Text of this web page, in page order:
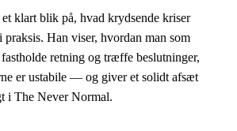
klart blik på, hvad krydsende kriser
praksis. Han viser, hvordan man som
retning og træffe beslutninger,
er ustabile — og giver et solidt afsæt
i The Never Normal.